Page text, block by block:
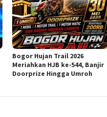
Bogor Hujan Trail 2026
Meriahkan HJB ke-544, Banjir
Doorprize Hingga Umroh